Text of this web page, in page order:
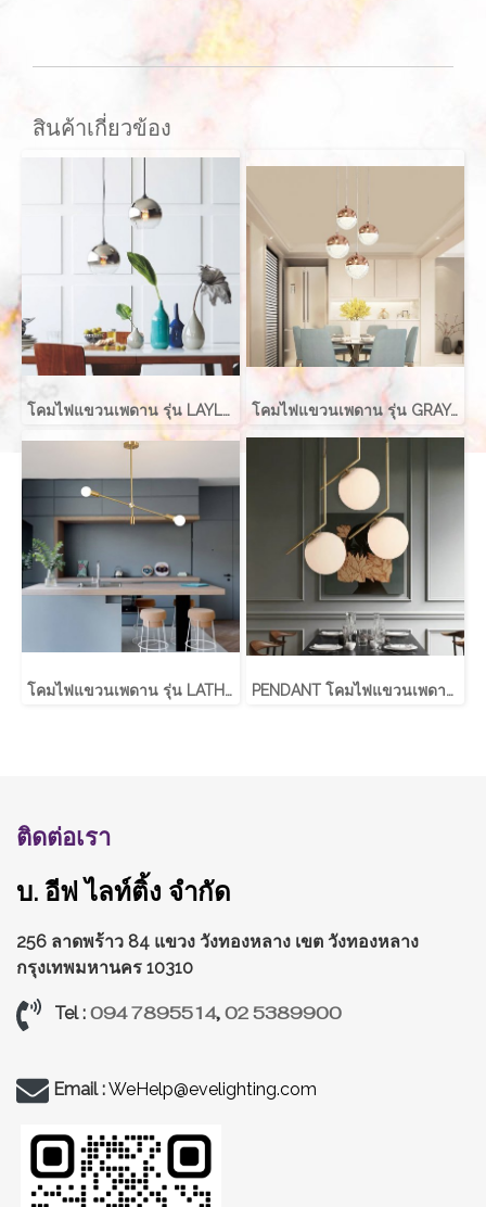
สินค้าเกี่ยวข้อง
โคมไฟแขวนเพดาน รุ่น LAYLA EVE-00416 สำหรับใส่หลอด E27 จำนวน 1 ดวง โคมไฟแขวนเพดาน รุ่น GRAYCE EVE-00417 LED 5W
โคมไฟแขวนเพดาน รุ่น LATHER EVE-00411 สำหรับใส่หลอด E27 จำนวน 2 ดวง PENDANT โคมไฟแขวนเพดาน รุ่น ABALL สำหรับใส่หลอด E27 จำนวน 1 ดวง
ติดต่อเรา
บ. อีฟ ไลท์ติ้ง จำกัด
256 ลาดพร้าว 84 แขวง วังทองหลาง เขต วังทองหลาง
กรุงเทพมหานคร 10310
Tel : 094 7895514,02 5389900
Email :WeHelp@evelighting.com